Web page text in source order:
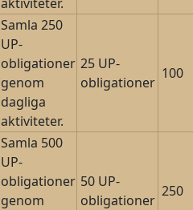
Samla 250
UP-
obligationer
genom
dagliga
aktiviteter.
25 UP-
obligationer
100
Samla 500
UP-
obligationer
genom
50 UP-
obligationer
250